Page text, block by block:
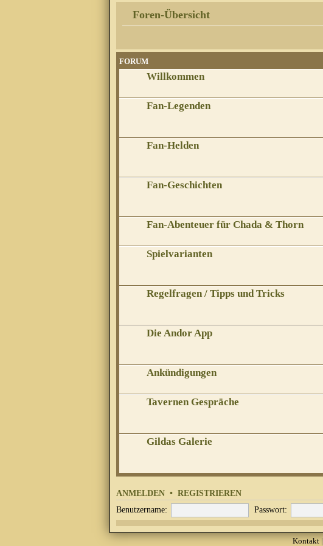
Foren-Übersicht
FORUM
Willkommen
Fan-Legenden
Fan-Helden
Fan-Geschichten
Fan-Abenteuer für Chada & Thorn
Spielvarianten
Regelfragen / Tipps und Tricks
Die Andor App
Ankündigungen
Tavernen Gespräche
Gildas Galerie
ANMELDEN • REGISTRIEREN
Benutzername: Passwort:
Kontakt|